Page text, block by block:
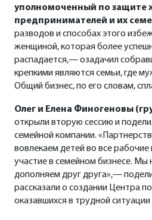
уполномоченный по защите
предпринимателей и их
разводов и способах этого
женщиной, которая более
распадается,— озадачил
крепкими являются семьи, где
Общий бизнес, по его словам,
Олег и Елена Финогеновы
открыли вторую сессию и
семейной компании.
вовлекаем детей во все
участие в семейном бизнесе. Мы
дополняем друг друга»,—
рассказали о создании Центра
оказавшихся в трудной